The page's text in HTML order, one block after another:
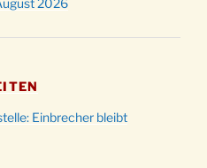
Einbrecher bleibt